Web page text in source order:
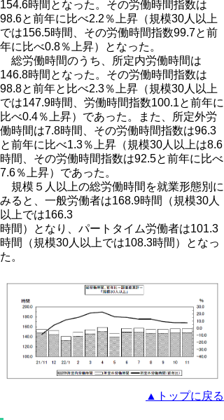
154.6時間となった。その労働時間指数は
98.6と前年に比べ2.2％上昇（規模30人以上
では156.5時間、その労働時間指数99.7と前
年に比べ0.8％上昇）となった。
総労働時間のうち、所定内労働時間は
146.8時間となった。その労働時間指数は
98.8と前年と比べ2.3％上昇（規模30人以上
では147.9時間、労働時間指数100.1と前年に
比べ0.4％上昇）であった。また、所定外労
働時間は7.8時間、その労働時間指数は96.3
と前年に比べ1.3％上昇（規模30人以上は8.6
時間、その労働時間指数は92.5と前年に比べ
7.6％上昇）であった。
規模５人以上の総労働時間を就業形態別に
みると、一般労働者は168.9時間（規模30人
以上では166.3
時間）となり、パートタイム労働者は101.3
時間（規模30人以上では108.3時間）となっ
た。
▲トップに戻る